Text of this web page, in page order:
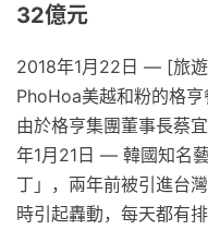
32億元
2018年1月22日 — [旅
PhoHoa美越和粉的格亨
由於格亨集團董事長蔡
年1月21日 — 韓國知名
丁」，兩年前被引進台
時引起轟動，每天都有